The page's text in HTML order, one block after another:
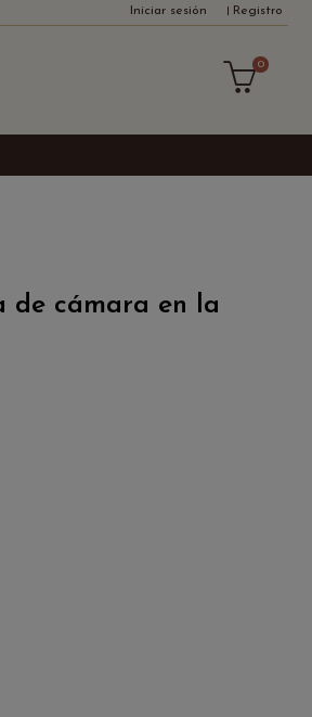
Iniciar sesión Registro
0
de cámara en la